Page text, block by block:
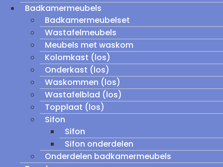
Badkamermeubels
Badkamermeubelset
Wastafelmeubels
Meubels met waskom
Kolomkast (los)
Onderkast (los)
Waskommen (los)
Wastafelblad (los)
Topplaat (los)
Sifon
Sifon
Sifon onderdelen
Onderdelen badkamermeubels